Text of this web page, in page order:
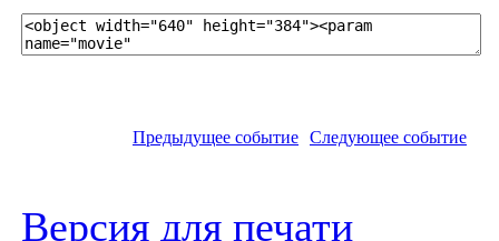
Предыдущее событие Следующее событие
Версия для печати